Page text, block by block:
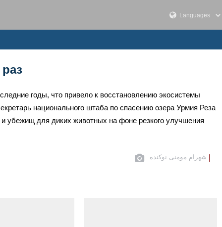
годы, что привело к восстановлению экосистемы
национального штаба по спасению озера Урмия Реза
и убежищ для диких животных на фоне резкого улучшения
شهرام مومنی نوکنده